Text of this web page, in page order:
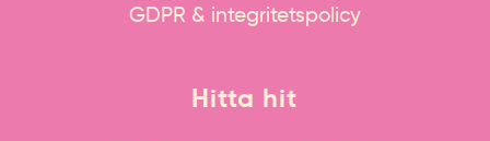
GDPR & integritetspolicy
Hitta hit